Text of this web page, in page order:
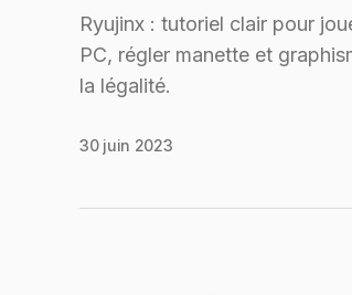
Ryujinx : tutoriel clair pour
PC, régler manette et
la légalité.
30 juin 2023